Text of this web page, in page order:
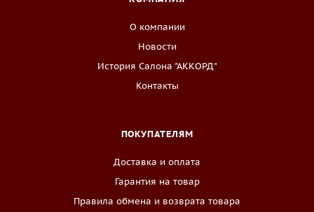
О компании
Новости
История Салона "АККОРД"
Контакты
ПОКУПАТЕЛЯМ
Доставка и оплата
Гарантия на товар
Правила обмена и возврата товара